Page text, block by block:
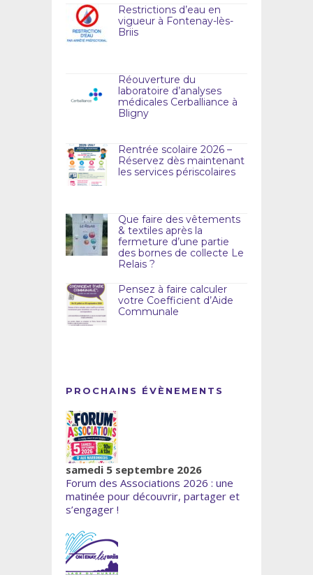
Restrictions d’eau en
vigueur à Fontenay-lès-
Briis
Réouverture du
laboratoire d’analyses
médicales Cerballiance à
Bligny
Rentrée scolaire 2026 –
Réservez dès maintenant
les services périscolaires
Que faire des vêtements
& textiles après la
fermeture d’une partie
des bornes de collecte Le
Relais ?
Pensez à faire calculer
votre Coefficient d’Aide
Communale
PROCHAINS ÉVÈNEMENTS
samedi 5 septembre 2026
Forum des Associations 2026 : une
matinée pour découvrir, partager et
s’engager !